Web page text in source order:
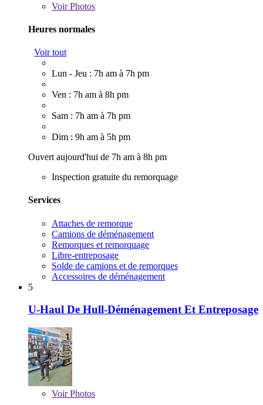
VoirPhotos
Heures normales
Voir tout
Lun - Jeu : 7h am à 7h pm
Ven : 7h am à 8h pm
Sam : 7h am à 7h pm
Dim : 9h am à 5h pm
Ouvert aujourd'hui de 7h am à 8h pm
Inspection gratuite du remorquage
Services
Attaches de remorque
Camions de déménagement
Remorques et remorquage
Libre-entreposage
Solde de camions et de remorques
Accessoires de déménagement
5
U-Haul De Hull-Déménagement Et Entreposage
VoirPhotos